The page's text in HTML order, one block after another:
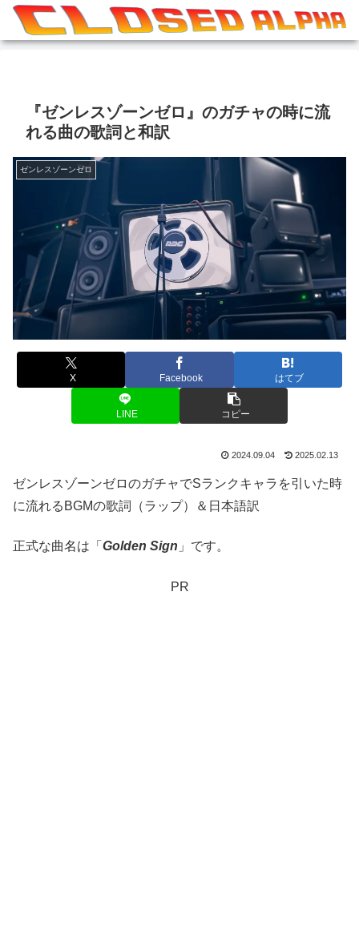
『ゼンレスゾーンゼロ』のガチャの時に流
れる曲の歌詞と和訳
ゼンレスゾーンゼロ
X Facebook はてブ
LINE コピー
2024.09.04 2025.02.13
ゼンレスゾーンゼロのガチャでSランクキャラを引いた時
に流れるBGMの歌詞（ラップ）＆日本語訳
正式な曲名は「 Golden Sign 」です。
PR